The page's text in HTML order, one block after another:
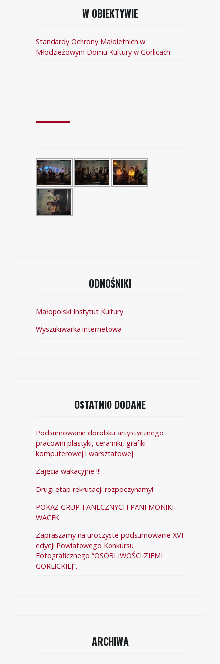
W OBIEKTYWIE
Standardy Ochrony Małoletnich w
Młodzieżowym Domu Kultury w Gorlicach
ODNOŚNIKI
Małopolski Instytut Kultury
Wyszukiwarka internetowa
OSTATNIO DODANE
Podsumowanie dorobku artystycznego
pracowni plastyki, ceramiki, grafiki
komputerowej i warsztatowej
Zajęcia wakacyjne !!!
Drugi etap rekrutacji rozpoczynamy!
POKAZ GRUP TANECZNYCH PANI MONIKI
WACEK
Zapraszamy na uroczyste podsumowanie XVI
edycji Powiatowego Konkursu
Fotograficznego “OSOBLIWOŚCI ZIEMI
GORLICKIEJ”.
ARCHIWA